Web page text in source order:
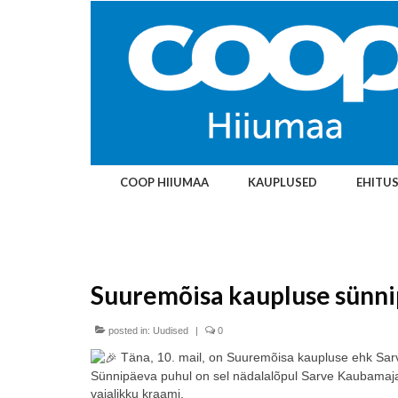
COOP HIIUMAA KAUPLUSED
Suuremõisa kaupluse
posted in: Uudised | 0
Täna, 10. mail, on Suuremõisa kaupluse ehk
Sünnipäeva puhul on sel nädalalõpul Sarve
vajalikku kraami.